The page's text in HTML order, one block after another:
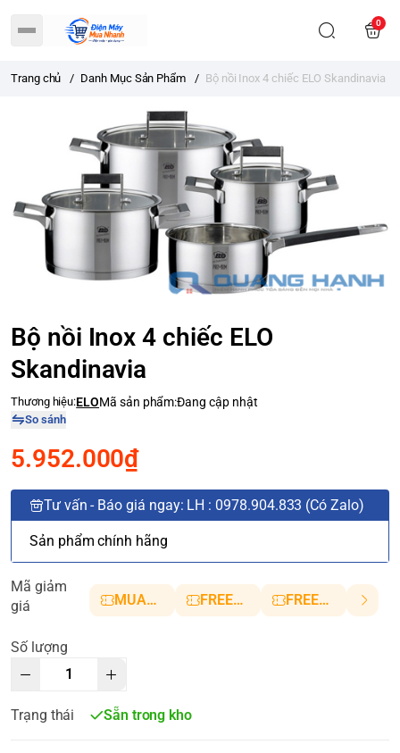
0
Trang chủ / Danh Mục Sản Phẩm / Bộ nồi Inox 4 chiếc ELO Skandinavia
Bộ nồi Inox 4 chiếc ELO
Skandinavia
Thương hiệu:ELOMã sản phẩm:Đang cập nhật
So sánh
5.952.000₫
Tư vấn - Báo giá ngay: LH : 0978.904.833 (Có Zalo)
Sản phẩm chính hãng
Mã giảm
giá
MUANHANH01 FREESHIP5 FREESHIP10
Số lượng
Trạng thái Sẵn trong kho